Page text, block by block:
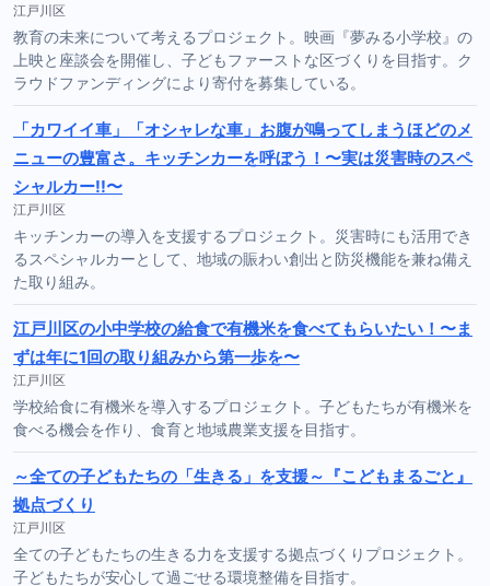
江戸川区
教育の未来について考えるプロジェクト。映画『夢みる小学校』の
上映と座談会を開催し、子どもファーストな区づくりを目指す。ク
ラウドファンディングにより寄付を募集している。
「カワイイ車」「オシャレな車」お腹が鳴ってしまうほどのメ
ニューの豊富さ。キッチンカーを呼ぼう！〜実は災害時のスペ
シャルカー!!〜
江戸川区
キッチンカーの導入を支援するプロジェクト。災害時にも活用でき
るスペシャルカーとして、地域の賑わい創出と防災機能を兼ね備え
た取り組み。
江戸川区の小中学校の給食で有機米を食べてもらいたい！〜ま
ずは年に1回の取り組みから第一歩を〜
江戸川区
学校給食に有機米を導入するプロジェクト。子どもたちが有機米を
食べる機会を作り、食育と地域農業支援を目指す。
～全ての子どもたちの「生きる」を支援～『こどもまるごと』
拠点づくり
江戸川区
全ての子どもたちの生きる力を支援する拠点づくりプロジェクト。
子どもたちが安心して過ごせる環境整備を目指す。